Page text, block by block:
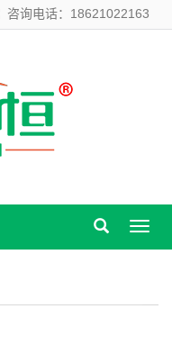
咨询电话：18621022163
导